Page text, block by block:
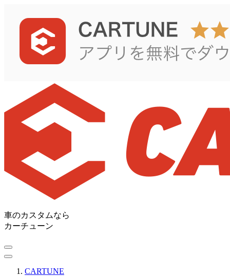
車のカスタムなら
カーチューン
CARTUNE